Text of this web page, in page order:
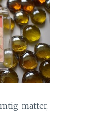
matter,